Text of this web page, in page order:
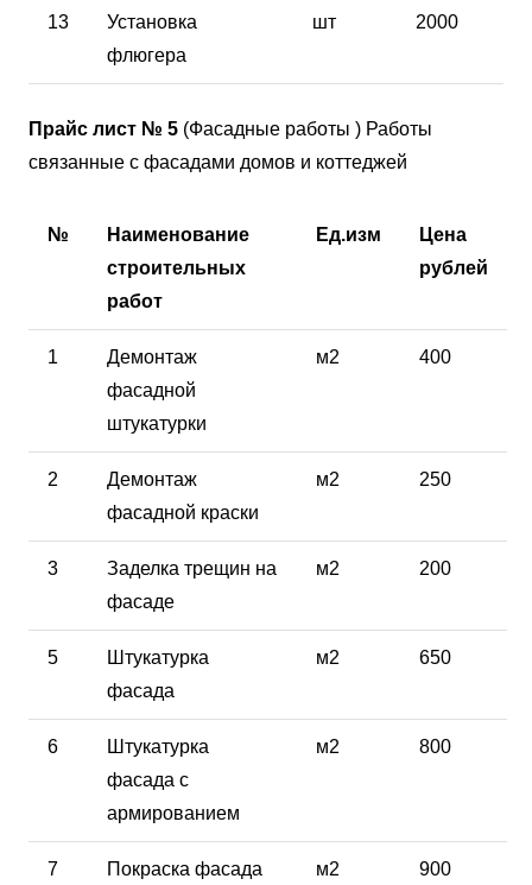
13
Установка
флюгера
шт 2000
Прайс лист № 5 (Фасадные работы ) Работы
связанные с фасадами домов и коттеджей
№
Наименование
строительных
работ
Ед.изм
Цена
рублей
1
Демонтаж
фасадной
штукатурки
м2 400
2
Демонтаж
фасадной краски
м2 250
3
Заделка трещин на
фасаде
м2 200
5
Штукатурка
фасада
м2 650
6
Штукатурка
фасада с
армированием
м2 800
7 Покраска фасада м2 900